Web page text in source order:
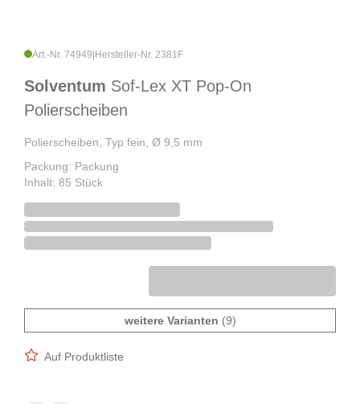
Art.-Nr. 74949 Hersteller-Nr. 2381F
Solventum Sof-Lex XT Pop-On
Polierscheiben
Polierscheiben, Typ fein, Ø 9,5 mm
Packung: Packung
Inhalt: 85 Stück
weitere Varianten (9)
Auf Produktliste